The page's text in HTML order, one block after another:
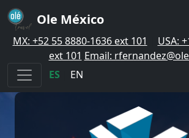
Ole México
MX: +52 55 8880-1636 ext 101
USA:
ext 101 Email:
ES
EN